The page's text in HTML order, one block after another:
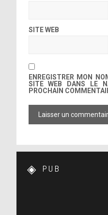
SITE WEB
ENREGISTRER MON
SITE WEB DANS LE
PROCHAIN
PUB